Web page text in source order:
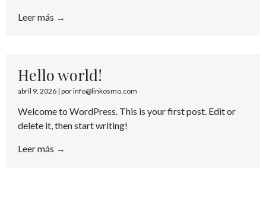
Leer más →
Hello world!
abril 9, 2026 | por info@linkosmo.com
Welcome to WordPress. This is your first post. Edit or
delete it, then start writing!
Leer más →